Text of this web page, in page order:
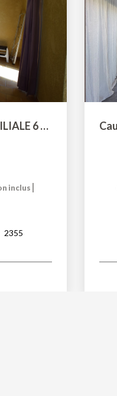
SAINT-ANDIOL- MAISON FAMILIALE 6 Piéces
inclus
2355